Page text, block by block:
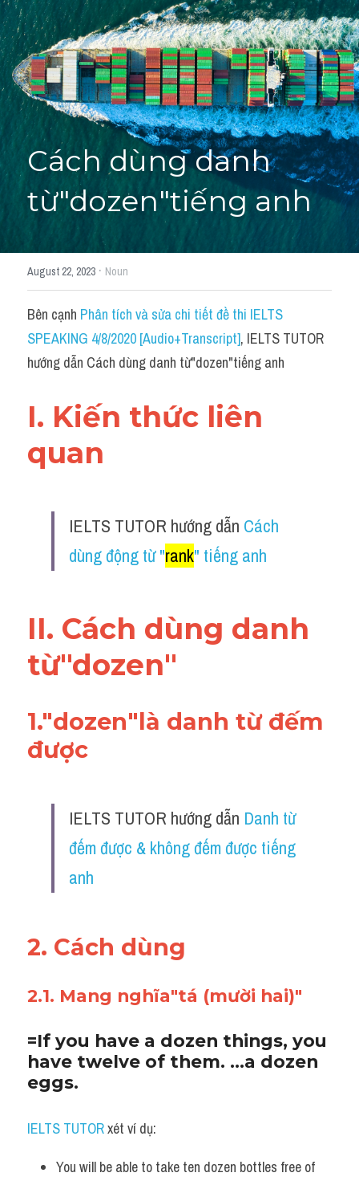
Học thử →
Cách dùng danh
từ"dozen"tiếng anh
August 22, 2023 · Noun
Bên cạnh Phân tích và sửa chi tiết đề thi IELTS
SPEAKING 4/8/2020 [Audio+Transcript], IELTS TUTOR
hướng dẫn Cách dùng danh từ"dozen"tiếng anh
I. Kiến thức liên
quan
IELTS TUTOR hướng dẫn Cách
dùng động từ "rank" tiếng anh
II. Cách dùng danh
từ"dozen"
1."dozen"là danh từ đếm
được
IELTS TUTOR hướng dẫn Danh từ
đếm được & không đếm được tiếng
anh
2. Cách dùng
2.1. Mang nghĩa"tá (mười hai)"
=If you have a dozen things, you
have twelve of them. ...a dozen
eggs.
IELTS TUTOR xét ví dụ:
You will be able to take ten dozen bottles free of